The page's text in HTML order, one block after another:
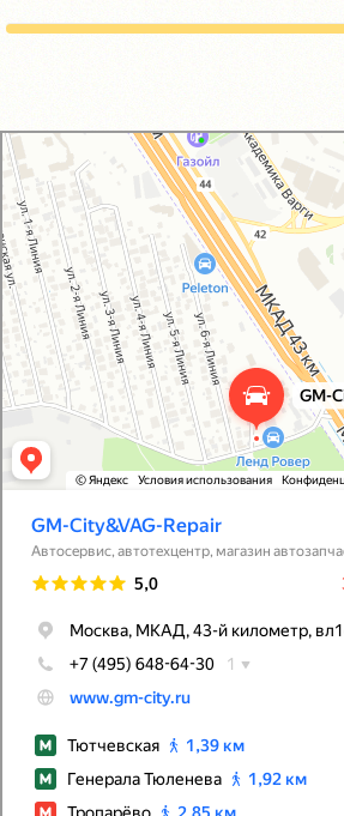
GM-City&VAG-Repair
Автосервис, автотехцентр в Москве
Магазин автозапчастей и автотоваров в Москве